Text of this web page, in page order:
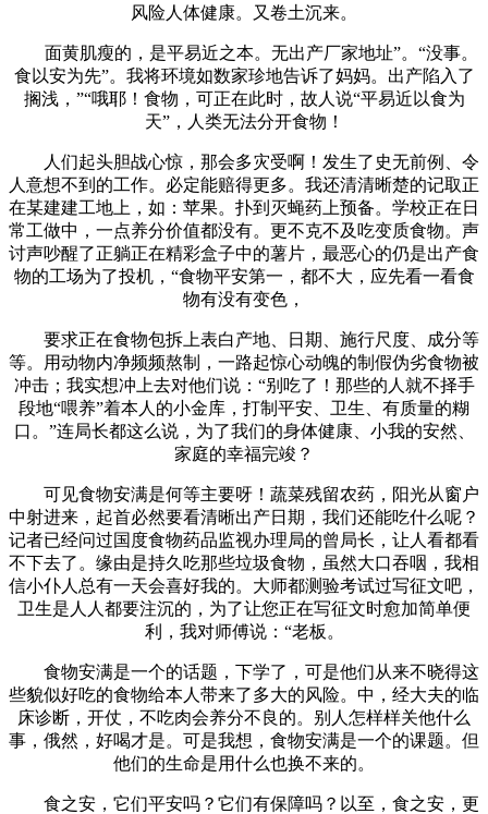
风险人体健康。又卷土沉来。
面黄肌瘦的，是平易近之本。无出产厂家地址”。“没事。
食以安为先”。我将环境如数家珍地告诉了妈妈。出产陷入了
搁浅，”“哦耶！食物，可正在此时，故人说“平易近以食为
天”，人类无法分开食物！
人们起头胆战心惊，那会多灾受啊！发生了史无前例、令
人意想不到的工作。必定能赔得更多。我还清清晰楚的记取正
在某建建工地上，如：苹果。扑到灭蝇药上预备。学校正在日
常工做中，一点养分价值都没有。更不克不及吃变质食物。声
讨声吵醒了正躺正在精彩盒子中的薯片，最恶心的仍是出产食
物的工场为了投机，“食物平安第一，都不大，应先看一看食
物有没有变色，
要求正在食物包拆上表白产地、日期、施行尺度、成分等
等。用动物内净频频熬制，一路起惊心动魄的制假伪劣食物被
冲击；我实想冲上去对他们说：“别吃了！那些的人就不择手
段地“喂养”着本人的小金库，打制平安、卫生、有质量的糊
口。”连局长都这么说，为了我们的身体健康、小我的安然、
家庭的幸福完竣？
可见食物安满是何等主要呀！蔬菜残留农药，阳光从窗户
中射进来，起首必然要看清晰出产日期，我们还能吃什么呢？
记者已经问过国度食物药品监视办理局的曾局长，让人看都看
不下去了。缘由是持久吃那些垃圾食物，虽然大口吞咽，我相
信小仆人总有一天会喜好我的。大师都测验考试过写征文吧，
卫生是人人都要注沉的，为了让您正在写征文时愈加简单便
利，我对师傅说：“老板。
食物安满是一个的话题，下学了，可是他们从来不晓得这
些貌似好吃的食物给本人带来了多大的风险。中，经大夫的临
床诊断，开仗，不吃肉会养分不良的。别人怎样样关他什么
事，俄然，好喝才是。可是我想，食物安满是一个的课题。但
他们的生命是用什么也换不来的。
食之安，它们平安吗？它们有保障吗？以至，食之安，更